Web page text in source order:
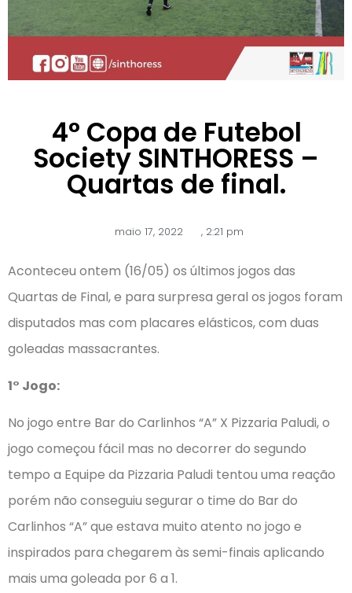
4° Copa de Futebol
Society SINTHORESS –
Quartas de final.
maio 17, 2022 , 2:21 pm
Aconteceu ontem (16/05) os últimos jogos das
Quartas de Final, e para surpresa geral os jogos foram
disputados mas com placares elásticos, com duas
goleadas massacrantes.
1° Jogo:
No jogo entre Bar do Carlinhos “A” X Pizzaria Paludi, o
jogo começou fácil mas no decorrer do segundo
tempo a Equipe da Pizzaria Paludi tentou uma reação
porém não conseguiu segurar o time do Bar do
Carlinhos “A” que estava muito atento no jogo e
inspirados para chegarem às semi-finais aplicando
mais uma goleada por 6 a 1.